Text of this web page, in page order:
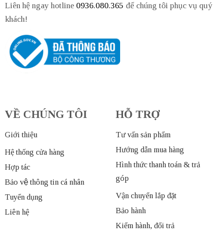
Liên hệ ngay hotline 0936.080.365 để chúng tôi phục vụ quý
khách!
VỀ CHÚNG TÔI
Giới thiệu
Hệ thống cửa hàng
Hợp tác
Bảo vệ thông tin cá nhân
Tuyển dụng
Liên hệ
HỖ TRỢ
Tư vấn sản phẩm
Hướng dẫn mua hàng
Hình thức thanh toán & trả
góp
Vận chuyển lắp đặt
Bảo hành
Kiểm hành, đổi trả